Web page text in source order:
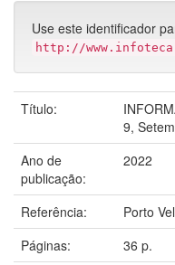
Use este identificador
http://
Título:
9,
Ano de
publicação:
2022
Referência:
Porto
Páginas:
36 p.